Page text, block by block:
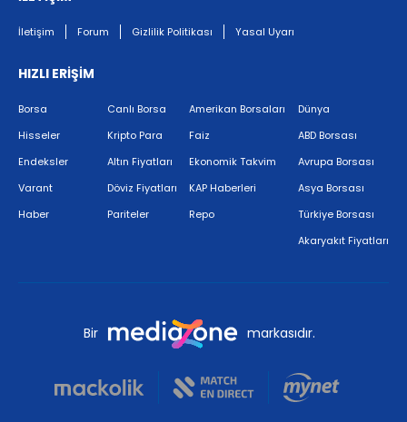
İletişim Forum Gizlilik Politikası Yasal Uyarı
HIZLI ERİŞİM
Borsa
Hisseler
Endeksler
Varant
Haber
Canlı Borsa
Kripto Para
Altın Fiyatları
Döviz Fiyatları
Pariteler
Amerikan Borsaları
Faiz
Ekonomik Takvim
KAP Haberleri
Repo
Dünya
ABD Borsası
Avrupa Borsası
Asya Borsası
Türkiye Borsası
Akaryakıt Fiyatları
Bir markasıdır.